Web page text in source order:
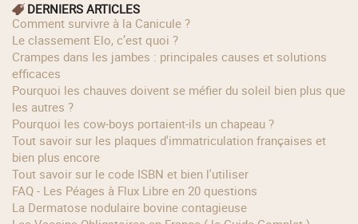
DERNIERS ARTICLES
Comment survivre à la Canicule ?
Le classement Elo, c’est quoi ?
Crampes dans les jambes : principales causes et solutions
efficaces
Pourquoi les chauves doivent se méfier du soleil bien plus que
les autres ?
Pourquoi les cow‑boys portaient‑ils un chapeau ?
Tout savoir sur les plaques d'immatriculation françaises et
bien plus encore
Tout savoir sur le code ISBN et bien l'utiliser
FAQ - Les Péages à Flux Libre en 20 questions
La Dermatose nodulaire bovine contagieuse